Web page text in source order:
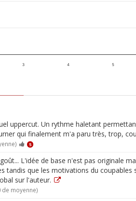
3 4 5
uppercut. Un rythme haletant
qui finalement m'a paru très, trop,
5
L'idée de base n'est pas originale
tandis que les motivations du
sur l'auteur.
de moyenne)